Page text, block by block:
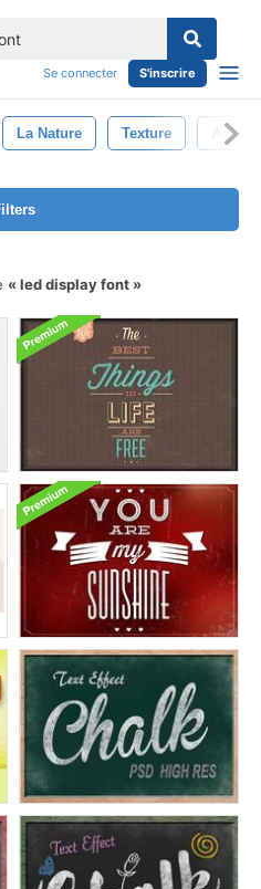
Se connecter S'inscrire
La Nature Texture Air
led display font